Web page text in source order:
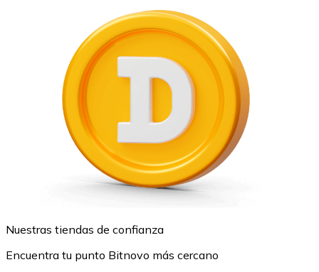
Nuestras tiendas de confianza
Encuentra tu punto Bitnovo más cercano